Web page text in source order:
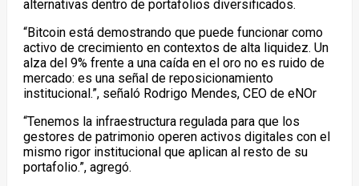
alternativas dentro de portafolios diversificados.
“Bitcoin está demostrando que puede funcionar como
activo de crecimiento en contextos de alta liquidez. Un
alza del 9% frente a una caída en el oro no es ruido de
mercado: es una señal de reposicionamiento
institucional.”, señaló Rodrigo Mendes, CEO de eNOr
“Tenemos la infraestructura regulada para que los
gestores de patrimonio operen activos digitales con el
mismo rigor institucional que aplican al resto de su
portafolio.”, agregó.